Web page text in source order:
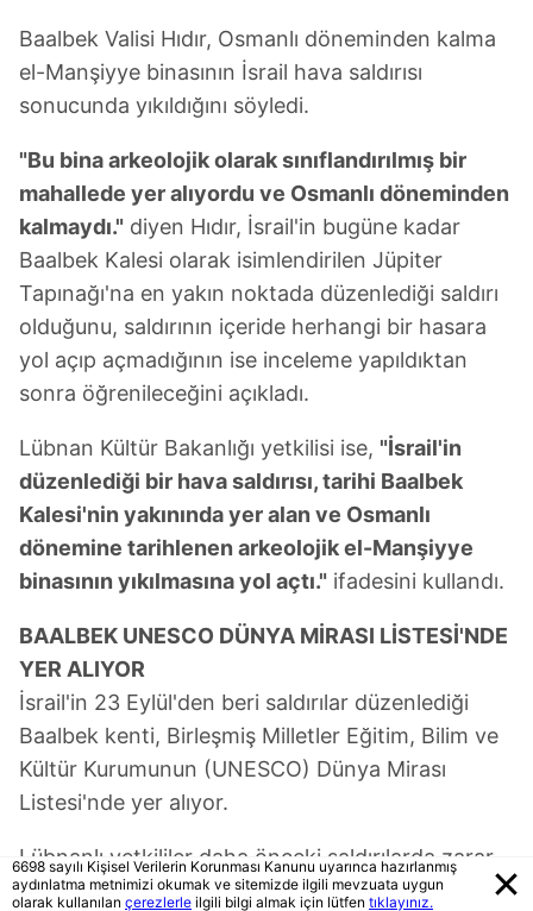
Baalbek Valisi Hıdır, Osmanlı döneminden kalma
el-Manşiyye binasının İsrail hava saldırısı
sonucunda yıkıldığını söyledi.
"Bu bina arkeolojik olarak sınıflandırılmış bir
mahallede yer alıyordu ve Osmanlı döneminden
kalmaydı." diyen Hıdır, İsrail'in bugüne kadar
Baalbek Kalesi olarak isimlendirilen Jüpiter
Tapınağı'na en yakın noktada düzenlediği saldırı
olduğunu, saldırının içeride herhangi bir hasara
yol açıp açmadığının ise inceleme yapıldıktan
sonra öğrenileceğini açıkladı.
Lübnan Kültür Bakanlığı yetkilisi ise, "İsrail'in
düzenlediği bir hava saldırısı, tarihi Baalbek
Kalesi'nin yakınında yer alan ve Osmanlı
dönemine tarihlenen arkeolojik el-Manşiyye
binasının yıkılmasına yol açtı." ifadesini kullandı.
BAALBEK UNESCO DÜNYA MİRASI LİSTESİ'NDE
YER ALIYOR
İsrail'in 23 Eylül'den beri saldırılar düzenlediği
Baalbek kenti, Birleşmiş Milletler Eğitim, Bilim ve
Kültür Kurumunun (UNESCO) Dünya Mirası
Listesi'nde yer alıyor.
Lübnanlı yetkililer daha önceki saldırılarda zarar
gören kentteki tarihi eserlerin İsrail saldırıları
6698 sayılı Kişisel Verilerin Korunması Kanunu uyarınca hazırlanmış
aydınlatma metnimizi okumak ve sitemizde ilgili mevzuata uygun
olarak kullanılan çerezlerle ilgili bilgi almak için lütfen tıklayınız.